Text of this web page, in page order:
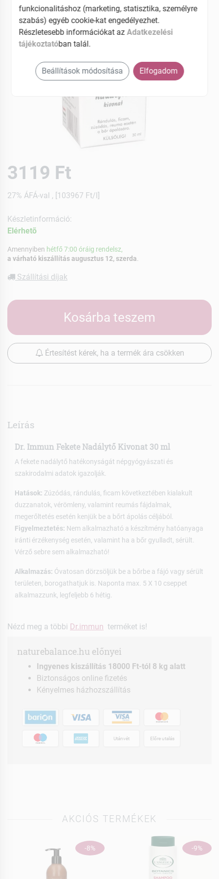
3119 Ft
27% ÁFÁ-val , [103967 Ft/l]
Készletinformáció:
Elérhetõ
Amennyiben hétfő 7:00 óráig rendelsz,
a várható kiszállítás augusztus 12, szerda
Szállítási díjak
Kosárba teszem
Értesítést kérek, ha a termék ára csökken
Leírás
Dr. Immun Fekete Nadálytő Kivonat 30 ml
A fekete nadálytő hatékonyságát népgyógyászati és
szakirodalmi adatok igazolják.
Hatások: Zúzódás, rándulás, ficam következtében kialakult
duzzanatok, vérömleny, valamint reumás fájdalmak,
megerőltetés esetén kenjük be a bőrt ápolás céljából.
Figyelmeztetés: Nem alkalmazható a készítmény hatóanyaga
iránti érzékenység esetén, valamint ha a bőr gyulladt, sérült.
Vérző sebre sem alkalmazható!
Alkalmazás: Óvatosan dörzsöljük be a bőrbe a fájó vagy sérült
területen, borogathatjuk is. Naponta max. 5 X 10 cseppet
alkalmazzunk, legfeljebb 6 hétig.
Nézd meg a többi Dr.immun terméket is!
naturebalance.hu előnyei
Ingyenes kiszállítás 18000 Ft-tól 8 kg alatt
Biztonságos online fizetés
Kényelmes házhozszállítás
Utánvét Előre utalás
AKCIÓS TERMÉKEK
-8% -9%
funkcionalitáshoz (marketing, statisztika, személyre
szabás) egyéb cookie-kat engedélyezhet.
Részletesebb információkat azAdatkezelési
tájékoztatóban talál.
Beállítások módosítása Elfogadom